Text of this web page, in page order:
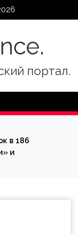
портал.
в 186
и